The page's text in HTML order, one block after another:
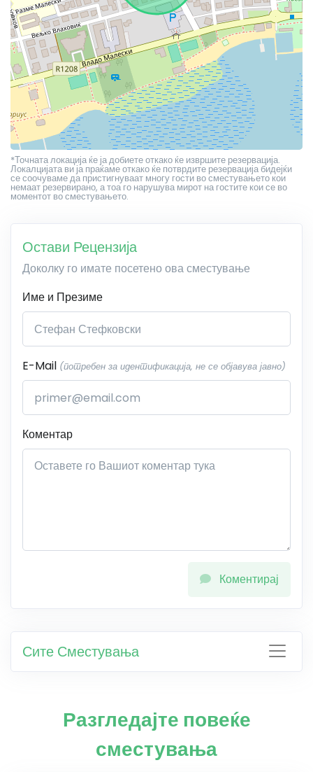
*Точната локација ќе ја добиете откако ќе извршите резервација.
Локалцијата ви ја праќаме откако ќе потврдите резервација бидејќи
се соочуваме да пристигнуваат многу гости во сместувањето кои
немаат резервирано, а тоа го нарушува мирот на гостите кои се во
моментот во сместувањето.
Остави Рецензија
Доколку го имате посетено ова сместување
Име и Презиме
E-Mail (потребен за идентификација, не се објавува јавно)
Коментар
Коментирај
Сите Сместувања
Разгледајте повеќе
сместувања